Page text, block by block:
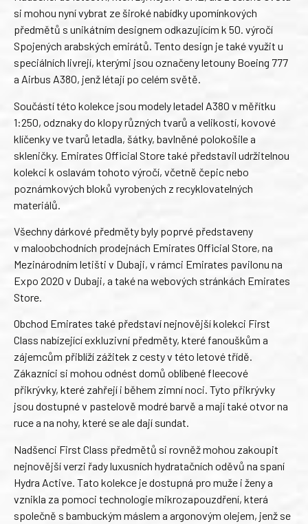
si mohou nyní vybrat ze široké nabídky upomínkových
předmětů s unikátním designem odkazujícím k 50. výročí
Spojených arabských emirátů. Tento design je také využit u
speciálních livrejí, kterými jsou označeny letouny Boeing 777
a Airbus A380, jenž létají po celém světě.
Součástí této kolekce jsou modely letadel A380 v měřítku
1:250, odznaky do klopy různých tvarů a velikostí, kovové
klíčenky ve tvarů letadla, šátky, bavlněné polokošile a
skleničky. Emirates Official Store také představil udržitelnou
kolekci k oslavám tohoto výročí, včetně čepic nebo
poznámkových bloků vyrobených z recyklovatelných
materiálů.
Všechny dárkové předměty byly poprvé představeny
v maloobchodních prodejnách Emirates Official Store, na
Mezinárodním letišti v Dubaji, v rámci Emirates pavilonu na
Expo 2020 v Dubaji, a také na webových stránkách Emirates
Store.
Obchod Emirates také představí nejnovější kolekci First
Class nabízející exkluzivní předměty, které fanouškům a
zájemcům přiblíží zážitek z cesty v této letové třídě.
Zákazníci si mohou odnést domů oblíbené fleecové
přikrývky, které zahřejí i během zimní noci. Tyto přikrývky
jsou dostupné v pastelově modré barvě a mají také otvor na
ruce a na nohy, které se ale dají sundat.
Nadšenci First Class předmětů si rovněž mohou zakoupit
nejnovější verzi řady luxusních hydratačních oděvů na spaní
Hydra Active. Tato kolekce je dostupná pro muže i ženy a
vznikla za pomoci technologie mikrozapouzdření, která
společně s bambuckým máslem a argonovým olejem, jenž se